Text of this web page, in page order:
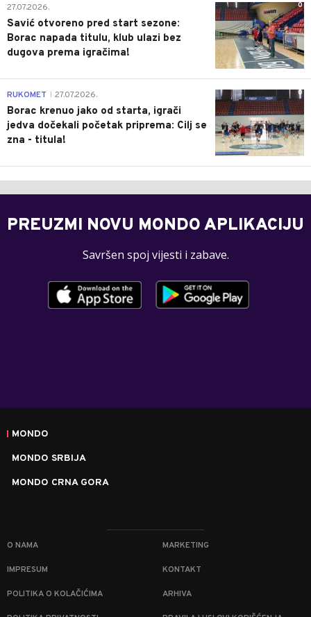
0
27.07.2026.
Savić otvoreno pred start sezone:
Borac napada titulu, klub ulazi bez
dugova prema igračima!
0
RUKOMET 27.07.2026.
Borac krenuo jako od starta, igrači
jedva dočekali početak priprema: Cilj se
zna - titula!
PREUZMI NOVU MONDO APLIKACIJU
Savršen spoj vijesti i zabave.
MONDO
MONDO SRBIJA
MONDO CRNA GORA
O NAMA MARKETING
IMPRESUM KONTAKT
POLITIKA O KOLAČIĆIMA ARHIVA